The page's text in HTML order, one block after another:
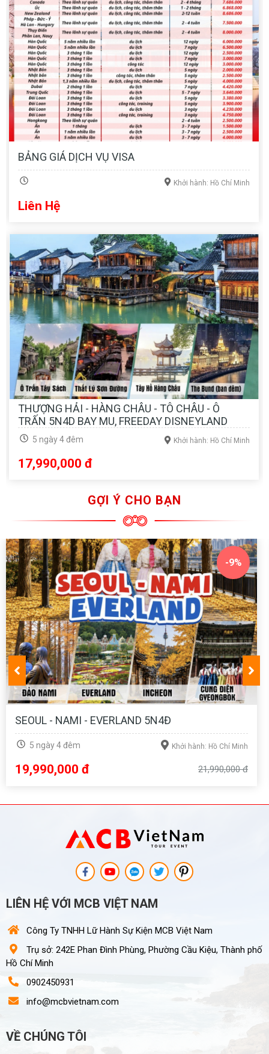
BẢNG GIÁ DỊCH VỤ VISA
Khởi hành: Hồ Chí Minh
Liên Hệ
THƯỢNG HẢI - HÀNG CHÂU - TÔ CHÂU - Ô
TRẤN 5N4D BAY MU, FREEDAY DISNEYLAND
5 ngày 4 đêm Khởi hành: Hồ Chí Minh
17,990,000 đ
GỢI Ý CHO BẠN
QUẾ LÂM 5N4Đ NO SHOP
5 ngày 4 đêm Khởi hành: Hồ Chí Minh
12,990,000 đ
LIÊN HỆ VỚI MCB VIỆT NAM
Công Ty TNHH Lữ Hành Sự Kiện MCB Việt Nam
Trụ sở: 242E Phan Đình Phùng, Phường Cầu Kiệu, Thành phố
Hồ Chí Minh
0902450931
info@mcbvietnam.com
VỀ CHÚNG TÔI